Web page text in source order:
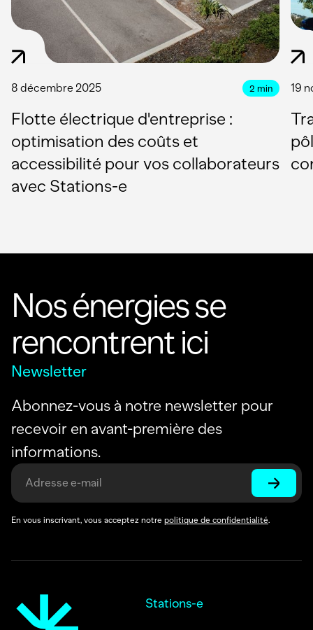
8 décembre 2025 2 min
Flotte électrique d'entreprise :
optimisation des coûts et
accessibilité pour vos collaborateurs
avec Stations-e
19
Nos énergies se
rencontrent ici
Newsletter
Abonnez-vous à notre newsletter pour
recevoir en avant-première des
informations.
En vous inscrivant, vous acceptez notre politique de confidentialité.
Stations-e